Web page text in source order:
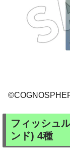
フィッシュ
ンド) 4種